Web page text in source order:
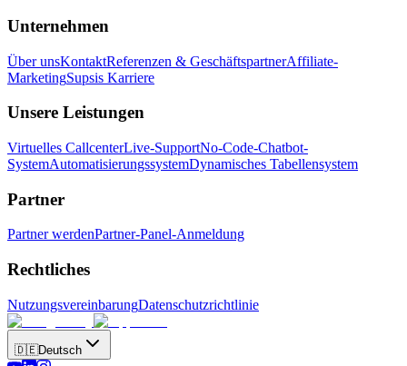
Unternehmen
Über unsKontaktReferenzen & GeschäftspartnerAffiliate-
MarketingSupsis Karriere
Unsere Leistungen
Virtuelles CallcenterLive-SupportNo-Code-Chatbot-
SystemAutomatisierungssystemDynamisches Tabellensystem
Partner
Partner werdenPartner-Panel-Anmeldung
Rechtliches
NutzungsvereinbarungDatenschutzrichtlinie
🇩🇪Deutsch